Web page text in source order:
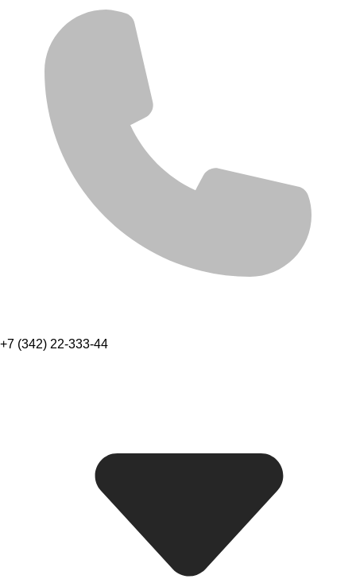
+7 (342) 22-333-44